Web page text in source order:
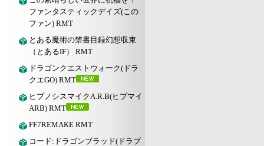
ファンタスティックデイズ(この
ファン) RMT
とある魔術の禁書目録幻想収束
（とあるIF） RMT
ドラゴンクエストウォーク(ドラ
クエGO) RMT
ヒプノシスマイクA.R.B(ヒプマイ
ARB) RMT
FF7REMAKE RMT
コード:ドラゴンブラッド(ドラブ